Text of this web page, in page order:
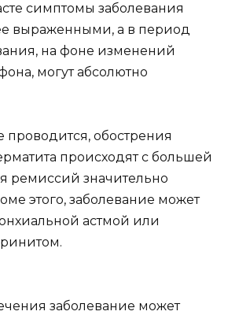
симптомы заболевания
выраженными, а в период
на фоне изменений
могут абсолютно
проводится, обострения
происходят с большей
ремиссий значительно
этого, заболевание может
астмой или
заболевание может